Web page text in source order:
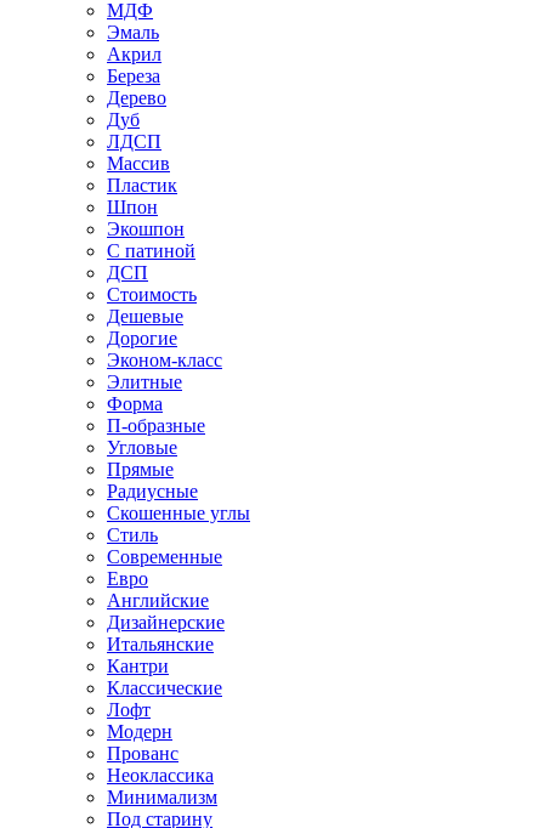
МДФ
Эмаль
Акрил
Береза
Дерево
Дуб
ЛДСП
Массив
Пластик
Шпон
Экошпон
С патиной
ДСП
Стоимость
Дешевые
Дорогие
Эконом-класс
Элитные
Форма
П-образные
Угловые
Прямые
Радиусные
Скошенные углы
Стиль
Современные
Евро
Английские
Дизайнерские
Итальянские
Кантри
Классические
Лофт
Модерн
Прованс
Неоклассика
Минимализм
Под старину